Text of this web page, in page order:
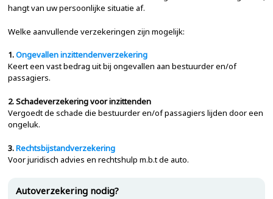
hangt van uw persoonlijke situatie af.
Welke aanvullende verzekeringen zijn mogelijk:
1.Ongevallen inzittendenverzekering
Keert een vast bedrag uit bij ongevallen aan bestuurder en/of
passagiers.
2. Schadeverzekering voor inzittenden
Vergoedt de schade die bestuurder en/of passagiers lijden door een
ongeluk.
3.Rechtsbijstandverzekering
Voor juridisch advies en rechtshulp m.b.t de auto.
Autoverzekering nodig?